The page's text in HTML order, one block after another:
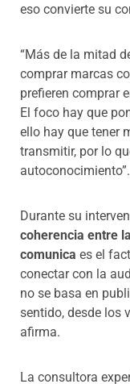
eso convierte su
“Más de la mitad
comprar marcas
prefieren comprar
El foco hay que
ello hay que tener
transmitir, por lo
autoconocimiento”.
Durante su
coherencia entre
comunica es el
conectar con la
no se basa en
sentido, desde los
afirma.
La consultora